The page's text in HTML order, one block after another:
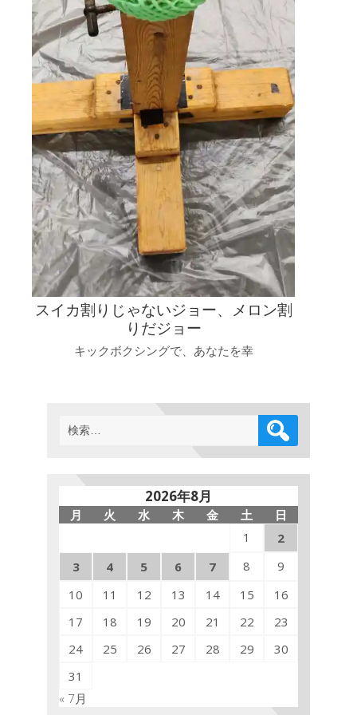
スイカ割りじゃないジョー、メロン割
りだジョー
キックボクシングで、あなたを幸
検
索:
2026年8月
月 火 水 木 金 土
日
1
2
3
4 5 6 7 8
9
10
11 12 13 14 15
16
17
18 19 20 21 22
23
24
25 26 27 28 29
30
31
« 7月